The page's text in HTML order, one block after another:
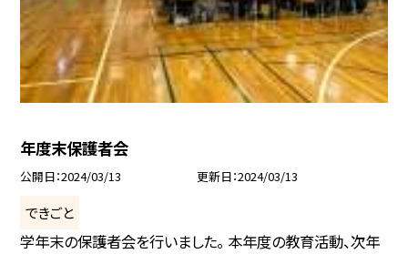
年度末保護者会
公開日 2024/03/13 更新日 2024/03/13
できごと
学年末の保護者会を行いました。 本年度の教育活動、次年